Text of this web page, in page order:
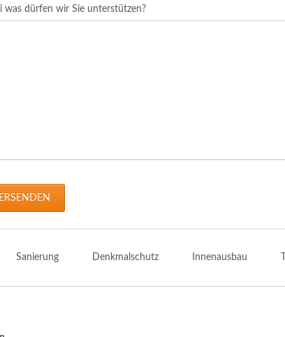
was dürfen wir Sie unterstützen?
Sanierung Denkmalschutz Innenausbau